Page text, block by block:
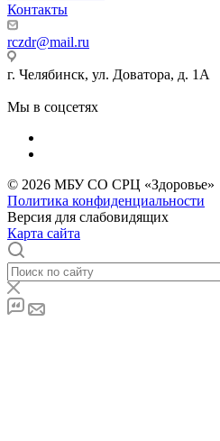
Контакты
rczdr@mail.ru
г. Челябинск, ул. Доватора, д. 1А
Мы в соцсетях
© 2026 МБУ СО СРЦ «Здоровье»
Политика конфиденциальности
Версия для слабовидящих
Карта сайта